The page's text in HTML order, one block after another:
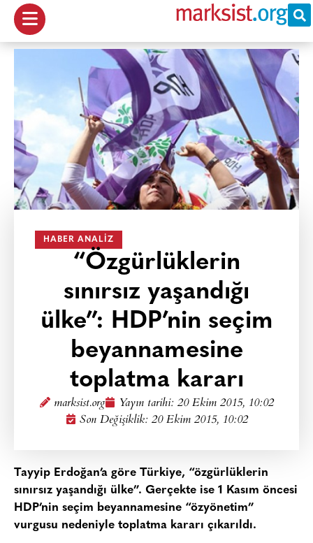
HABER ANALIZ
“Özgürlüklerin
sınırsız yaşandığı
ülke”: HDP’nin seçim
beyannamesine
toplatma kararı
marksist.org Yayın tarihi: 20 Ekim 2015, 10:02
Son Değişiklik: 20 Ekim 2015, 10:02
Tayyip Erdoğan’a göre Türkiye, “özgürlüklerin
sınırsız yaşandığı ülke”. Gerçekte ise 1 Kasım öncesi
HDP’nin seçim beyannamesine “özyönetim”
vurgusu nedeniyle toplatma kararı çıkarıldı.